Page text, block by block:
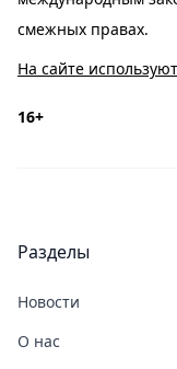
смежных правах.
На сайте
16+
Разделы
Новости
О нас